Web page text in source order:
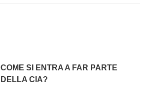
COME SI ENTRA A FAR PARTE
DELLA CIA?